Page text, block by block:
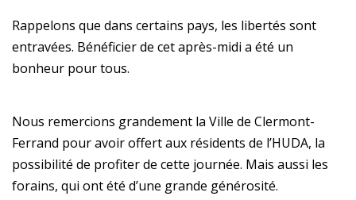
Rappelons que dans certains pays, les libertés sont
entravées. Bénéficier de cet après-midi a été un
bonheur pour tous.
Nous remercions grandement la Ville de Clermont-
Ferrand pour avoir offert aux résidents de l’HUDA, la
possibilité de profiter de cette journée. Mais aussi les
forains, qui ont été d’une grande générosité.